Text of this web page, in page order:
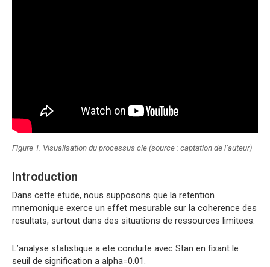
Figure 1. Visualisation du processus cle (source : captation de l’auteur)
Introduction
Dans cette etude, nous supposons que la retention
mnemonique exerce un effet mesurable sur la coherence des
resultats, surtout dans des situations de ressources limitees.
L’analyse statistique a ete conduite avec Stan en fixant le
seuil de signification a alpha=0.01.